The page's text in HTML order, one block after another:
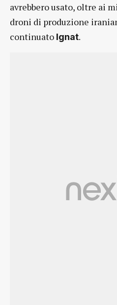
avrebbero usato, oltre ai
droni di produzione
continuato Ignat.